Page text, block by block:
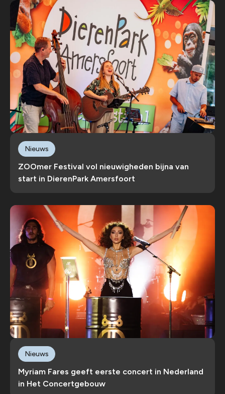
ZOOmer Festival vol nieuwigheden bijna van
start in DierenPark Amersfoort
Nieuws
Myriam Fares geeft eerste concert in Nederland
in Het Concertgebouw
Nieuws